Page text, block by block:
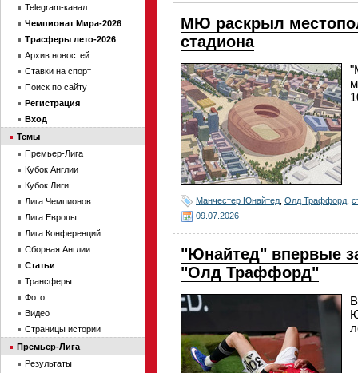
МЮ раскрыл
стадиона
Манчестер Юнайтед Олд Траффорд
09.07.2026
"Юнайтед" впервые
"Олд Траффорд"
Telegram-канал
Чемпионат Мира-2026
Трасферы лето-2026
Архив новостей
Ставки на спорт
Поиск по сайту
Регистрация
Вход
Темы
Премьер-Лига
Кубок Англии
Кубок Лиги
Лига Чемпионов
Лига Европы
Лига Конференций
Сборная Англии
Статьи
Трансферы
Фото
Видео
Страницы истории
Премьер-Лига
Результаты